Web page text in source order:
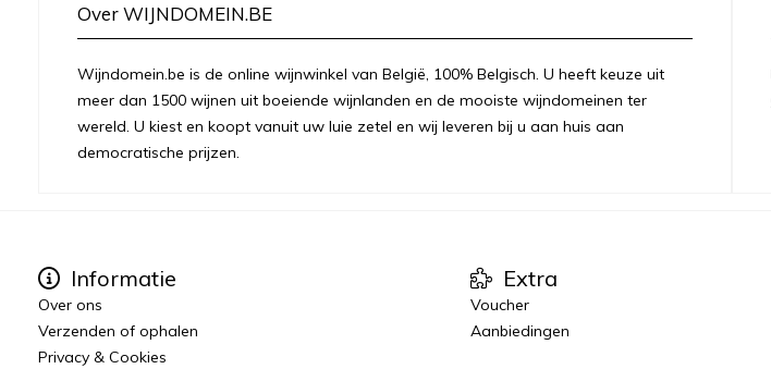
Over WIJNDOMEIN.BE
Wijndomein.be is de online wijnwinkel van België, 100% Belgisch. U heeft keuze uit
meer dan 1500 wijnen uit boeiende wijnlanden en de mooiste wijndomeinen ter
wereld. U kiest en koopt vanuit uw luie zetel en wij leveren bij u aan huis aan
democratische prijzen.
Informatie
Over ons
Verzenden of ophalen
Privacy & Cookies
Extra
Voucher
Aanbiedingen